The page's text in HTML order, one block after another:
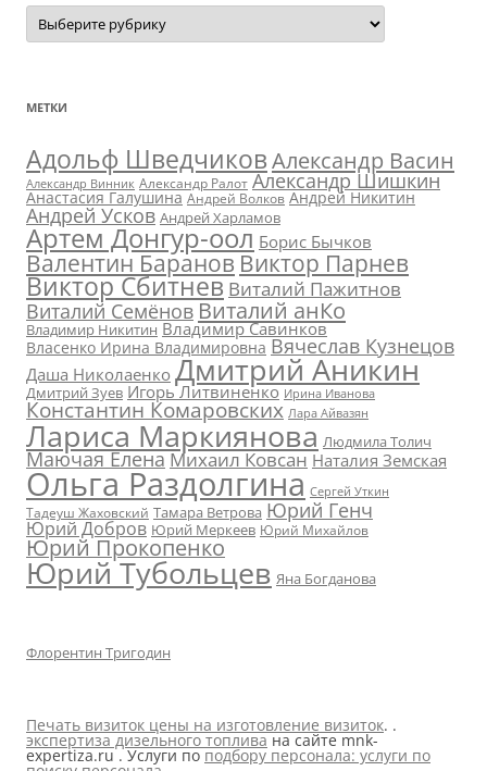
Авторы:
МЕТКИ
Адольф ШведчиковАлександр Васин
Александр Винник Александр Ралот Александр Шишкин
Анастасия Галушина Андрей Волков Андрей Никитин
Андрей Усков Андрей Харламов
Артем Донгур-оол Борис Бычков
Валентин БарановВиктор Парнев
Виктор Сбитнев Виталий Пажитнов
Виталий СемёновВиталий анКо
Владимир Никитин Владимир Савинков
Власенко Ирина Владимировна Вячеслав Кузнецов
Даша Николаенко Дмитрий Аникин
Дмитрий Зуев Игорь Литвиненко Ирина Иванова
Константин Комаровских Лара Айвазян
Лариса Маркиянова Людмила Толич
Маючая ЕленаМихаил Ковсан Наталия Земская
Ольга Раздолгина Сергей Уткин
Тадеуш Жаховский Тамара Ветрова Юрий Генч
Юрий Добров Юрий Меркеев Юрий Михайлов
Юрий Прокопенко
Юрий Тубольцев Яна Богданова
Флорентин Тригодин
Печать визиток цены на изготовление визиток. .
экспертиза дизельного топливана сайте mnk-
expertiza.ru . Услуги поподбору персонала: услуги по